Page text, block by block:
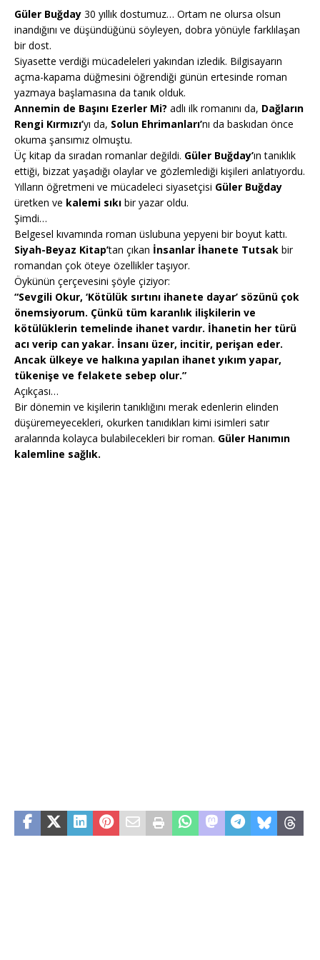
Güler Buğday 30 yıllık dostumuz… Ortam ne olursa olsun
inandığını ve düşündüğünü söyleyen, dobra yönüyle farklılaşan
bir dost.
Siyasette verdiği mücadeleleri yakından izledik. Bilgisayarın
açma-kapama düğmesini öğrendiği günün ertesinde roman
yazmaya başlamasına da tanık olduk.
Annemin de Başını Ezerler Mi? adlı ilk romanını da, Dağların
Rengi Kırmızı’yı da, Solun Ehrimanları’nı da baskıdan önce
okuma şansımız olmuştu.
Üç kitap da sıradan romanlar değildi. Güler Buğday’ın tanıklık
ettiği, bizzat yaşadığı olaylar ve gözlemlediği kişileri anlatıyordu.
Yılların öğretmeni ve mücadeleci siyasetçisi Güler Buğday
üretken ve kalemi sıkı bir yazar oldu.
Şimdi…
Belgesel kıvamında roman üslubuna yepyeni bir boyut kattı.
Siyah-Beyaz Kitap’tan çıkan İnsanlar İhanete Tutsak bir
romandan çok öteye özellikler taşıyor.
Öykünün çerçevesini şöyle çiziyor:
“Sevgili Okur, ‘Kötülük sırtını ihanete dayar’ sözünü çok
önemsiyorum. Çünkü tüm karanlık ilişkilerin ve
kötülüklerin temelinde ihanet vardır. İhanetin her türü
acı verip can yakar. İnsanı üzer, incitir, perişan eder.
Ancak ülkeye ve halkına yapılan ihanet yıkım yapar,
tükenişe ve felakete sebep olur.”
Açıkçası…
Bir dönemin ve kişilerin tanıklığını merak edenlerin elinden
düşüremeyecekleri, okurken tanıdıkları kimi isimleri satır
aralarında kolayca bulabilecekleri bir roman. Güler Hanımın
kalemline sağlık.